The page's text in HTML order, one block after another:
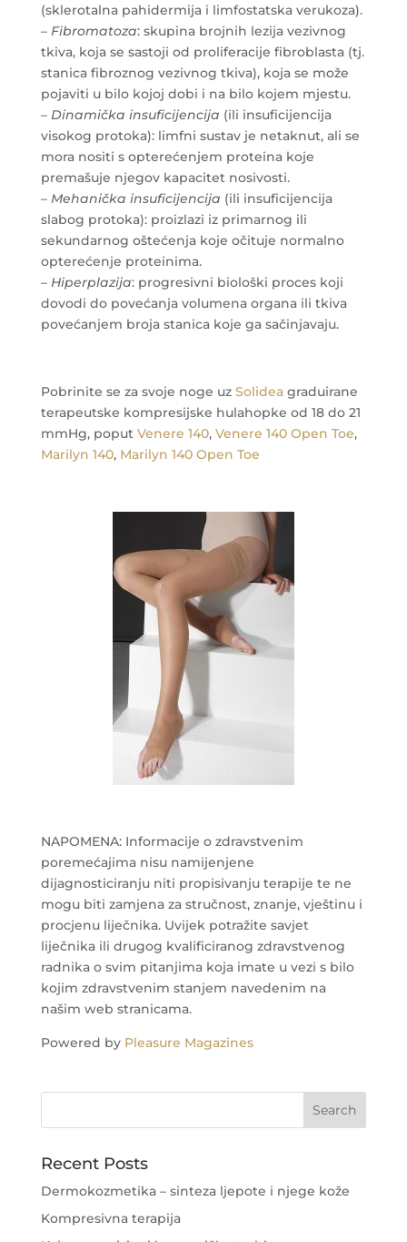
(sklerotalna pahidermija i limfostatska verukoza).
– Fibromatoza: skupina brojnih lezija vezivnog
tkiva, koja se sastoji od proliferacije fibroblasta (tj.
stanica fibroznog vezivnog tkiva), koja se može
pojaviti u bilo kojoj dobi i na bilo kojem mjestu.
– Dinamička insuficijencija (ili insuficijencija
visokog protoka): limfni sustav je netaknut, ali se
mora nositi s opterećenjem proteina koje
premašuje njegov kapacitet nosivosti.
– Mehanička insuficijencija (ili insuficijencija
slabog protoka): proizlazi iz primarnog ili
sekundarnog oštećenja koje očituje normalno
opterećenje proteinima.
– Hiperplazija: progresivni biološki proces koji
dovodi do povećanja volumena organa ili tkiva
povećanjem broja stanica koje ga sačinjavaju.
Pobrinite se za svoje noge uz Solideagraduirane
terapeutske kompresijske hulahopke od 18 do 21
mmHg, poput Venere 140, Venere 140 Open Toe,
Marilyn 140, Marilyn 140 Open Toe
NAPOMENA: Informacije o zdravstvenim
poremećajima nisu namijenjene
dijagnosticiranju niti propisivanju terapije te ne
mogu biti zamjena za stručnost, znanje, vještinu i
procjenu liječnika. Uvijek potražite savjet
liječnika ili drugog kvalificiranog zdravstvenog
radnika o svim pitanjima koja imate u vezi s bilo
kojim zdravstvenim stanjem navedenim na
našim web stranicama.
Powered by Pleasure Magazines
Recent Posts
Dermokozmetika – sinteza ljepote i njege kože
Kompresivna terapija